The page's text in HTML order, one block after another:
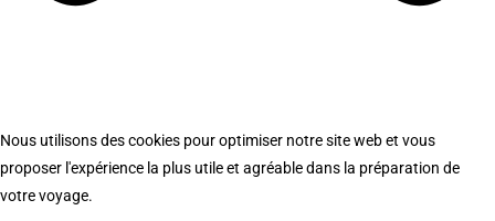
Nous utilisons des cookies pour optimiser notre site web et vous
proposer l'expérience la plus utile et agréable dans la préparation de
votre voyage.